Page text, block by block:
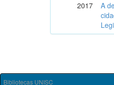
2017
A
Bibliotecas UNISC